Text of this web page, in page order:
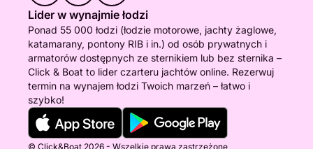
Lider w wynajmie łodzi
Ponad 55 000 łodzi (łodzie motorowe, jachty żaglowe,
katamarany, pontony RIB i in.) od osób prywatnych i
armatorów dostępnych ze sternikiem lub bez sternika –
Click & Boat to lider czarteru jachtów online. Rezerwuj
termin na wynajem łodzi Twoich marzeń – łatwo i
szybko!
© Click&Boat 2026 - Wszelkie prawa zastrzeżone